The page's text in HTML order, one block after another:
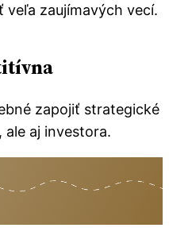
veľa zaujímavých vecí.
zapojiť strategické
ale aj investora.